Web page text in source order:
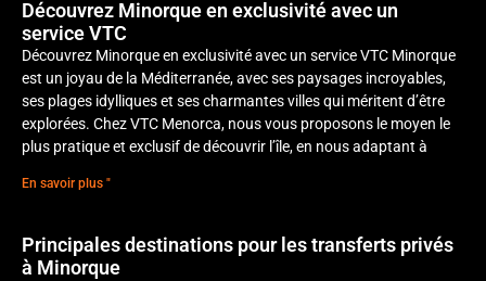
Découvrez Minorque en exclusivité avec un
service VTC
Découvrez Minorque en exclusivité avec un service VTC Minorque
est un joyau de la Méditerranée, avec ses paysages incroyables,
ses plages idylliques et ses charmantes villes qui méritent d’être
explorées. Chez VTC Menorca, nous vous proposons le moyen le
plus pratique et exclusif de découvrir l’île, en nous adaptant à
En savoir plus "
Principales destinations pour les transferts privés
à Minorque